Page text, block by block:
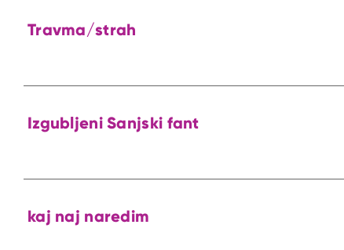
Travma/strah
Izgubljeni Sanjski fant
kaj naj naredim